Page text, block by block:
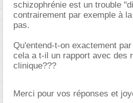
schizophrénie est un trouble
contrairement par exemple à
pas.
Qu'entend-t-on exactement
cela a t-il un rapport avec des
clinique???
Merci pour vos réponses et